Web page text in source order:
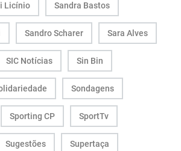
Licínio Sandra Bastos
Sandro Scharer Sara Alves
SIC Notícias Sin Bin
Sondagens
Sporting CP SportTv
Sugestões Supertaça